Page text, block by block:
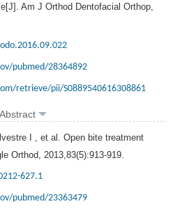
Am J Orthod Dentofacial Orthop
pubmed/28364892
retrieve/pii/S0889540616308861
Abstract
I , et al. Open bite treatment
Orthod 2013 83(5):913-919.
627.1
pubmed/23363479